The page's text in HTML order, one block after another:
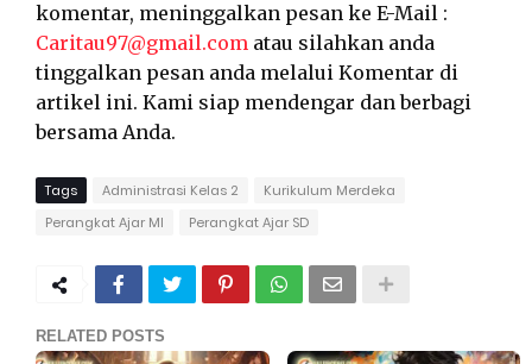
komentar, meninggalkan pesan ke E-Mail :
Caritau97@gmail.com atau silahkan anda
tinggalkan pesan anda melalui Komentar di
artikel ini. Kami siap mendengar dan berbagi
bersama Anda.
Tags Administrasi Kelas 2
Kurikulum Merdeka
Perangkat Ajar MI
Perangkat Ajar SD
RELATED POSTS